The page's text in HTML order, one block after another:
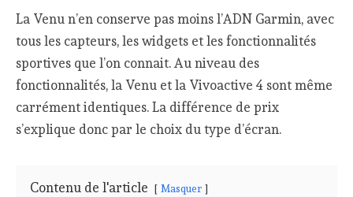
La Venu n’en conserve pas moins l’ADN Garmin, avec
tous les capteurs, les widgets et les fonctionnalités
sportives que l’on connait. Au niveau des
fonctionnalités, la Venu et la Vivoactive 4 sont même
carrément identiques. La différence de prix
s’explique donc par le choix du type d’écran.
Contenu de l'article Masquer